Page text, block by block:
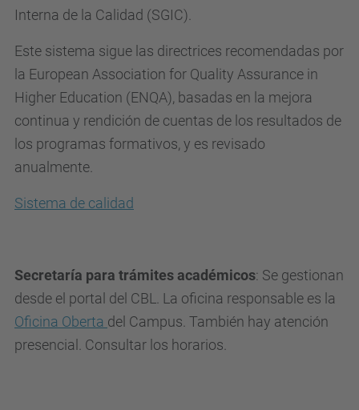
Interna de la Calidad (SGIC).
Este sistema sigue las directrices recomendadas por
la European Association for Quality Assurance in
Higher Education (ENQA), basadas en la mejora
continua y rendición de cuentas de los resultados de
los programas formativos, y es revisado
anualmente.
Sistema de calidad
Secretaría para trámites académicos: Se gestionan
desde el portal del CBL. La oficina responsable es la
Oficina Oberta del Campus. También hay atención
presencial. Consultar los horarios.